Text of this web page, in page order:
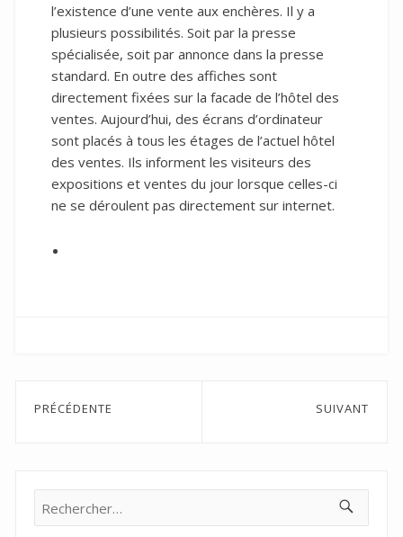
l’existence d’une vente aux enchères. Il y a
plusieurs possibilités. Soit par la presse
spécialisée, soit par annonce dans la presse
standard. En outre des affiches sont
directement fixées sur la facade de l’hôtel des
ventes. Aujourd’hui, des écrans d’ordinateur
sont placés à tous les étages de l’actuel hôtel
des ventes. Ils informent les visiteurs des
expositions et ventes du jour lorsque celles-ci
ne se déroulent pas directement sur internet.
Navigation
PRÉCÉDENTE SUIVANT
Rechercher :